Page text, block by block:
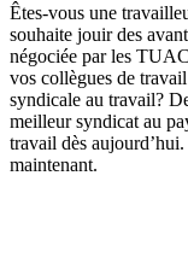
Êtes-vous une
souhaite jouir des
négociée par les
vos collègues de
syndicale au travail?
meilleur syndicat au
travail dès aujourd’hui.
maintenant.